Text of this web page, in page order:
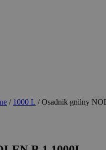
/ 1000 L / Osadnik gnilny